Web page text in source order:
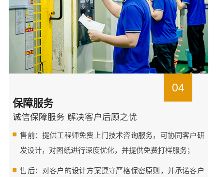
04
保障服务
诚信保障服务 解决客户后顾之忧
售前：提供工程师免费上门技术咨询服务，可协同客户研
发设计，对图纸进行深度优化，并提供免费打样服务；
售后：对客户的设计方案遵守严格保密原则，并承诺客户